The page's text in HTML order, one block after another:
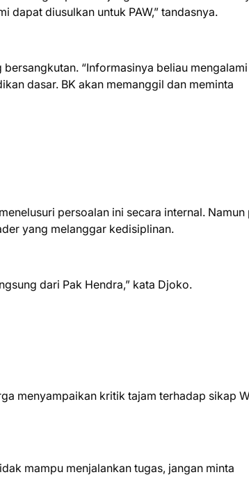
dapat diusulkan untuk PAW,” tandasnya.
“Informasinya beliau mengalami
dasar. BK akan memanggil dan meminta
persoalan ini secara internal.
yang melanggar kedisiplinan.
dari Pak Hendra,” kata Djoko.
menyampaikan kritik tajam terhadap sikap
mampu menjalankan tugas, jangan minta